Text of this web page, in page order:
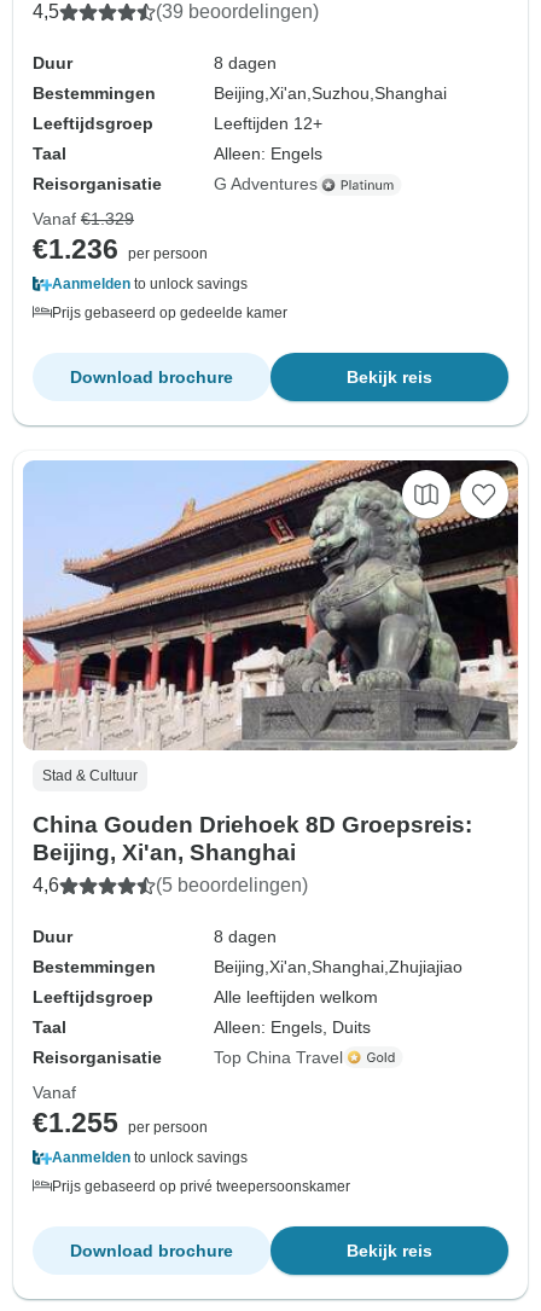
4,5 (39 beoordelingen)
Duur
8 dagen
Bestemmingen
Beijing,Xi'an,Suzhou,Shanghai
Leeftijdsgroep
Leeftijden 12+
Taal
Alleen: Engels
Reisorganisatie
G Adventures
Vanaf €1.329
€1.236
per persoon
Aanmelden to unlock savings
Prijs gebaseerd op gedeelde kamer
Bekijk reis
Download brochure
Stad & Cultuur
China Gouden Driehoek 8D Groepsreis:
Beijing, Xi'an, Shanghai
4,6 (5 beoordelingen)
Duur
8 dagen
Bestemmingen
Beijing,Xi'an,Shanghai,Zhujiajiao
Leeftijdsgroep
Alle leeftijden welkom
Taal
Alleen: Engels, Duits
Reisorganisatie
Top China Travel
Vanaf
€1.255 per persoon
Aanmelden to unlock savings
Prijs gebaseerd op privé tweepersoonskamer
Bekijk reis
Download brochure